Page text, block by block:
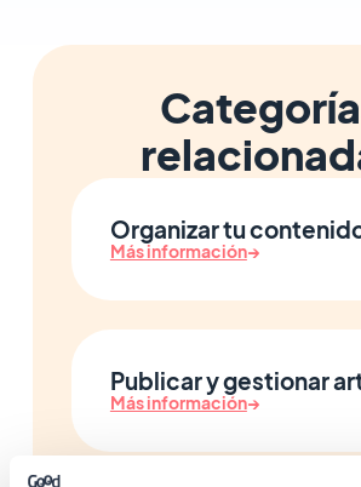
Organizar tu
Más información→
Publicar y gestionar
Más información→